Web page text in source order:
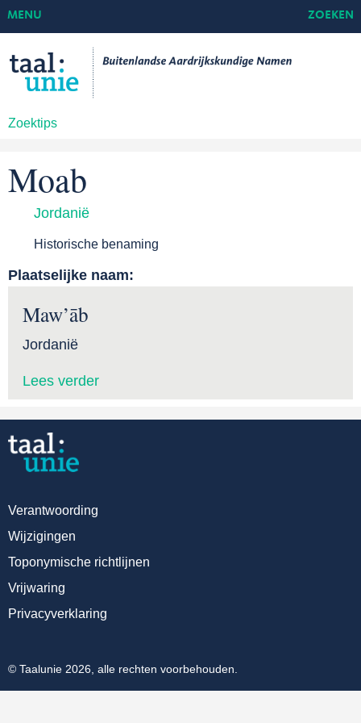
Zoektips
MENU ZOEKEN
Moab
Jordanië
Historische benaming
Plaatselijke naam:
Maw’āb
Jordanië
Lees verder
Verantwoording
Wijzigingen
Toponymische richtlijnen
Vrijwaring
Privacyverklaring
© Taalunie 2026, alle rechten voorbehouden.